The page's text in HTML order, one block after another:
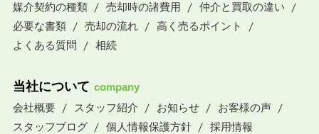
媒介契約の種類
売却時の諸費用
仲介と買取の違い
必要な書類
売却の流れ
高く売るポイント
よくある質問
相続
当社について company
会社概要
スタッフ紹介 お知らせ
お客様の声
スタッフブログ
個人情報保護方針 採用情報